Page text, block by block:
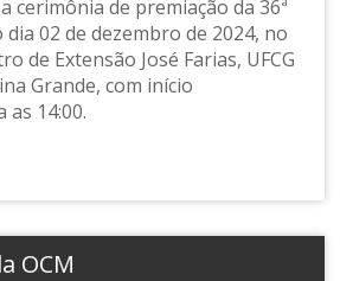
cerimônia de premiação da 36ª
02 de dezembro de 2024, no
de Extensão José Farias, UFCG
Grande, com início
14:00.
OCM